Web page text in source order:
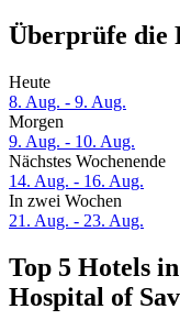
Überprüfe die
Heute
8. Aug. - 9. Aug.
Morgen
9. Aug. - 10. Aug.
Nächstes Wochenende
14. Aug. - 16. Aug.
In zwei Wochen
21. Aug. - 23. Aug.
Top 5 Hotels
Hospital of